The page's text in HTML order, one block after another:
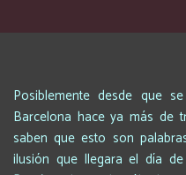
Posiblemente desde que
Barcelona hace ya más de
saben que esto son
ilusión que llegara el día